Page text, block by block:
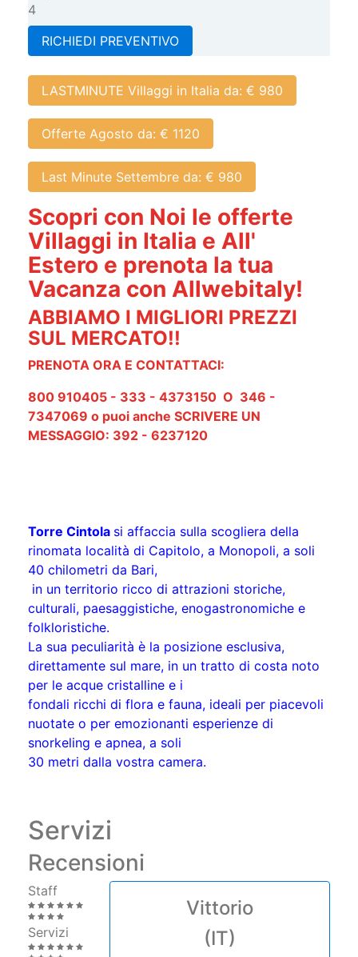
4
RICHIEDI PREVENTIVO
LASTMINUTE Villaggi in Italia da: € 980
Offerte Agosto da: € 1120
Last Minute Settembre da: € 980
Scopri con Noi le offerte
Villaggi in Italia e All'
Estero e prenota la tua
Vacanza con Allwebitaly!
ABBIAMO I MIGLIORI PREZZI
SUL MERCATO!!
PRENOTA ORA E CONTATTACI:
800 910405 - 333 - 4373150 O 346 -
7347069 o puoi anche SCRIVERE UN
MESSAGGIO: 392 - 6237120
Torre Cintola si affaccia sulla scogliera della
rinomata località di Capitolo, a Monopoli, a soli
40 chilometri da Bari,
in un territorio ricco di attrazioni storiche,
culturali, paesaggistiche, enogastronomiche e
folkloristiche.
La sua peculiarità è la posizione esclusiva,
direttamente sul mare, in un tratto di costa noto
per le acque cristalline e i
fondali ricchi di flora e fauna, ideali per piacevoli
nuotate o per emozionanti esperienze di
snorkeling e apnea, a soli
30 metri dalla vostra camera.
Servizi
Recensioni
Staff
Servizi
Vittorio
(IT)